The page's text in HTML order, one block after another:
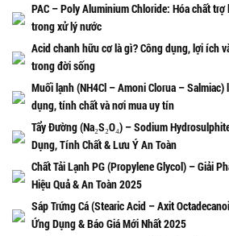
PAC – Poly Aluminium Chloride: Hóa chất trợ
trong xử lý nước
Acid chanh hữu cơ là gì? Công dụng, lợi ích
trong đời sống
Muối lạnh (NH4Cl – Amoni Clorua – Salmiac)
dụng, tính chất và nơi mua uy tín
Tẩy Đường (Na₂S₂O₄) – Sodium
Dụng, Tính Chất & Lưu Ý An Toàn
Chất Tải Lạnh PG (Propylene Glycol) – Giải
Hiệu Quả & An Toàn 2025
Sáp Trứng Cá (Stearic Acid – Axit
Ứng Dụng & Báo Giá Mới Nhất 2025